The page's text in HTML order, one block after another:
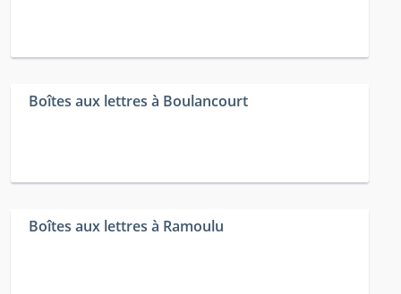
Boîtes aux lettres à Boulancourt
Boîtes aux lettres à Ramoulu